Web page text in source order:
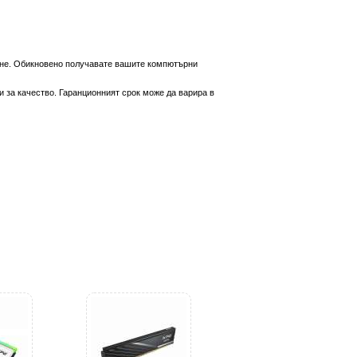
Обикновено получавате вашите компютърни
качество. Гаранционният срок може да варира в